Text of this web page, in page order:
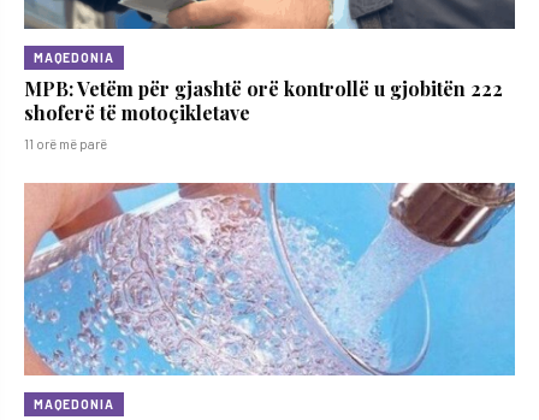
MAQEDONIA
MPB: Vetëm për gjashtë orë kontrollë u gjobitën 222
shoferë të motoçikletave
11 orë më parë
MAQEDONIA